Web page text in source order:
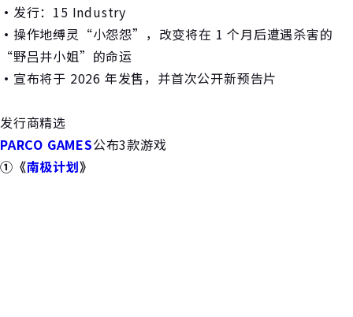
・ 发行：15 Industry
・ 操作地缚灵“小怨怨”，改变将在 1 个月后遭遇杀害的
“野吕井小姐”的命运
・ 宣布将于 2026 年发售，并首次公开新预告片
发行商精选
PARCO GAMES公布3款游戏
①《南极计划》